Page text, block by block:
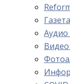
Аудио